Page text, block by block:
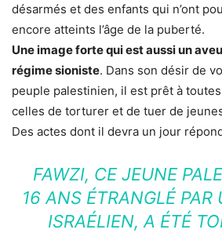
désarmés et des enfants qui n’ont
encore atteints l’âge de la puberté.
Une image forte qui est aussi un
régime sioniste. Dans son désir de
peuple palestinien, il est prêt à
celles de torturer et de tuer de
Des actes dont il devra un jour
FAWZI, CE JEUNE
16 ANS ÉTRANGLÉ PAR
ISRAÉLIEN, A ÉTÉ